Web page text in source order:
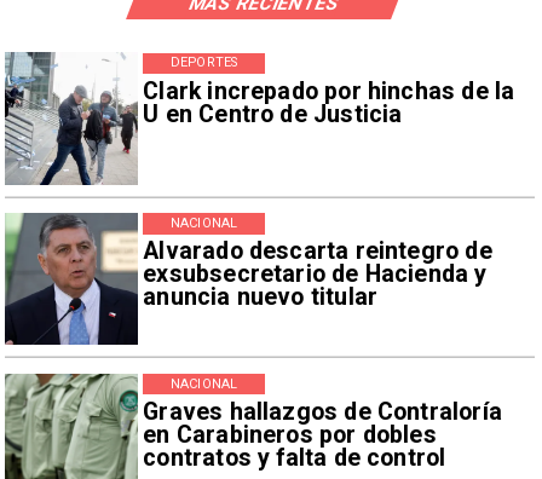
Clark increpado por hinchas de la
U en Centro de Justicia
DEPORTES
Alvarado descarta reintegro de
exsubsecretario de Hacienda y
anuncia nuevo titular
NACIONAL
Graves hallazgos de Contraloría
en Carabineros por dobles
contratos y falta de control
NACIONAL